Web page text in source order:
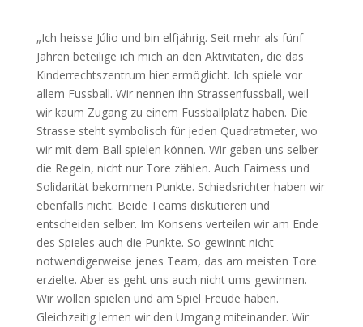
„Ich heisse Júlio und bin elfjährig. Seit mehr als fünf
Jahren beteilige ich mich an den Aktivitäten, die das
Kinderrechtszentrum hier ermöglicht. Ich spiele vor
allem Fussball. Wir nennen ihn Strassenfussball, weil
wir kaum Zugang zu einem Fussballplatz haben. Die
Strasse steht symbolisch für jeden Quadratmeter, wo
wir mit dem Ball spielen können. Wir geben uns selber
die Regeln, nicht nur Tore zählen. Auch Fairness und
Solidarität bekommen Punkte. Schiedsrichter haben wir
ebenfalls nicht. Beide Teams diskutieren und
entscheiden selber. Im Konsens verteilen wir am Ende
des Spieles auch die Punkte. So gewinnt nicht
notwendigerweise jenes Team, das am meisten Tore
erzielte. Aber es geht uns auch nicht ums gewinnen.
Wir wollen spielen und am Spiel Freude haben.
Gleichzeitig lernen wir den Umgang miteinander. Wir